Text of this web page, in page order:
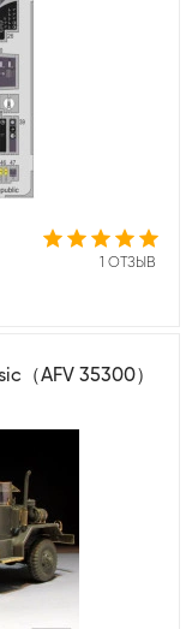
1 ОТЗЫВ
（AFV 35300）